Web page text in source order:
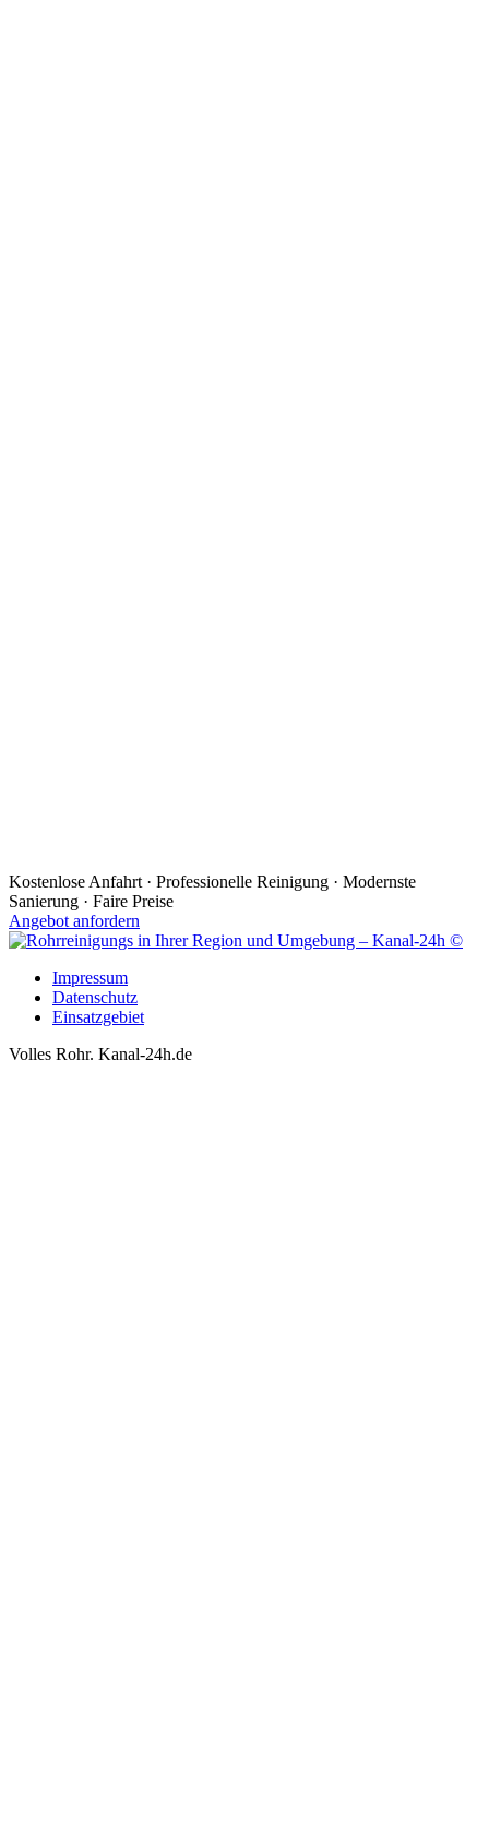
Kostenlose Anfahrt · Professionelle Reinigung · Modernste
Sanierung · Faire Preise
Angebot anfordern
Impressum
Datenschutz
Einsatzgebiet
Volles Rohr. Kanal-24h.de